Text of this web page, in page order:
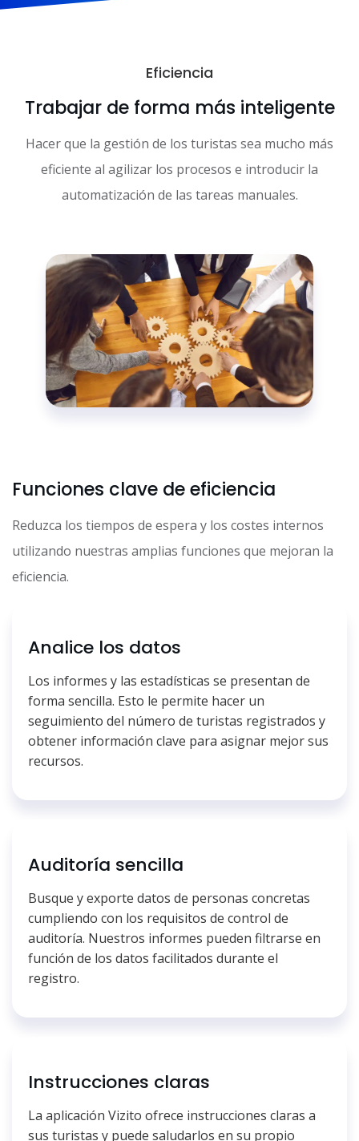
Eficiencia
Trabajar de forma más inteligente
Hacer que la gestión de los turistas sea mucho más
eficiente al agilizar los procesos e introducir la
automatización de las tareas manuales.
Funciones clave de eficiencia
Reduzca los tiempos de espera y los costes internos
utilizando nuestras amplias funciones que mejoran la
eficiencia.
Analice los datos
Los informes y las estadísticas se presentan de
forma sencilla. Esto le permite hacer un
seguimiento del número de turistas registrados y
obtener información clave para asignar mejor sus
recursos.
Auditoría sencilla
Busque y exporte datos de personas concretas
cumpliendo con los requisitos de control de
auditoría. Nuestros informes pueden filtrarse en
función de los datos facilitados durante el
registro.
Instrucciones claras
La aplicación Vizito ofrece instrucciones claras a
sus turistas y puede saludarlos en su propio